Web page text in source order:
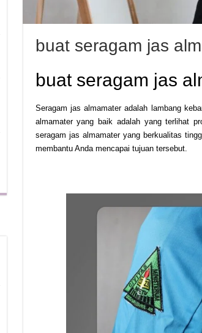
buat seragam jas
buat seragam jas
Seragam jas almamater adalah lambang
almamater yang baik adalah yang terlihat
seragam jas almamater yang berkualitas
membantu Anda mencapai tujuan tersebut.